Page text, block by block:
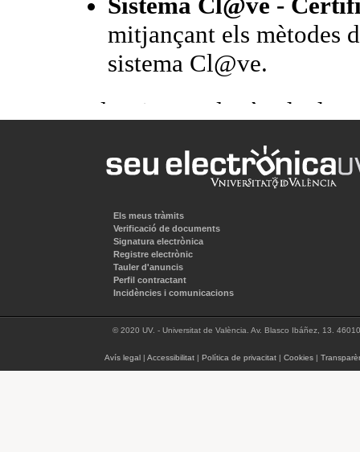
Els meus tràmits
Verificació de documents
Signatura electrònica
Registre electrònic
Tauler d'anuncis
Perfil contractant
Incidències i comunicacions
© 2020 UV. - Universitat de València. Av. Blasco Ibáñez, 13.
Avís legal | Accessibilitat | Política de privacitat | Cookies |